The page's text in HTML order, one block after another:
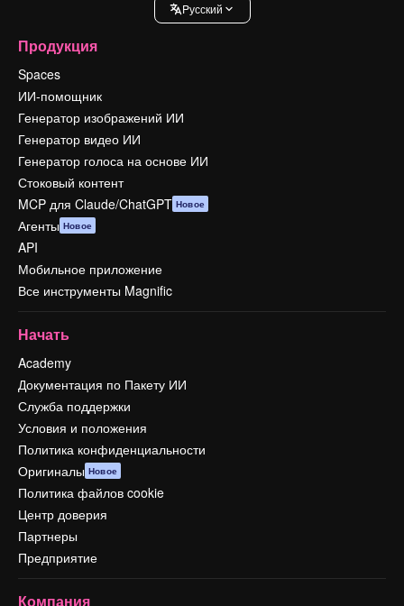
Pусский
Продукция
Spaces
ИИ-помощник
Генератор изображений ИИ
Генератор видео ИИ
Генератор голоса на основе ИИ
Стоковый контент
MCP для Claude/ChatGPT Новое
Агенты Новое
API
Мобильное приложение
Все инструменты Magnific
Начать
Academy
Документация по Пакету ИИ
Служба поддержки
Условия и положения
Политика конфиденциальности
Оригиналы Новое
Политика файлов cookie
Центр доверия
Партнеры
Предприятие
Компания